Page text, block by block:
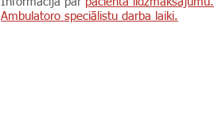
Ambulatoro speciālistu darba laiki.